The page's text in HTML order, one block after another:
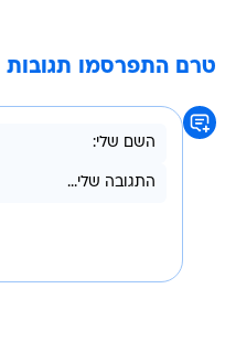
טרם התפרסמו תגובות